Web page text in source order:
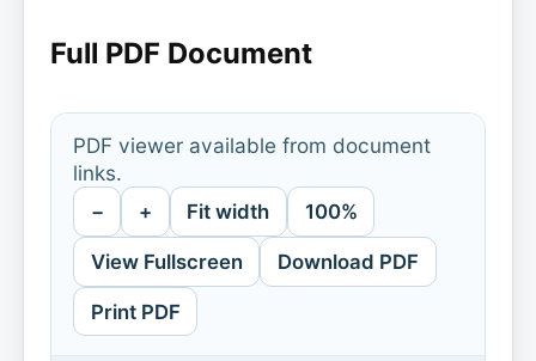
Full PDF Document
PDF viewer available from document
links.
− + Fit width 100%
View Fullscreen Download PDF
Print PDF